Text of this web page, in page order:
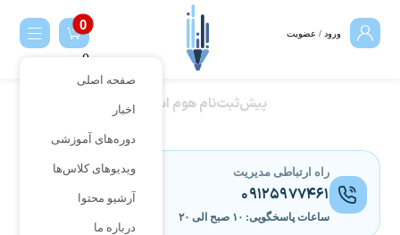
ورود / عضویت
صفحه اصلی
اخبار
دوره‌های آموزشی
ویدیوهای کلاس‌ها
آرشیو محتوا
درباره ما
0
پیش‌ثبت‌نام هوم اسکول
راه ارتباطی مدیریت
۰۹۱۲۵۹۷۷۴۶۱
ساعات پاسخگویی: ۱۰ صبح الی ۲۰